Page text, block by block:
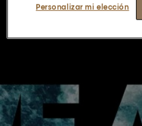
Personalizar mi elección